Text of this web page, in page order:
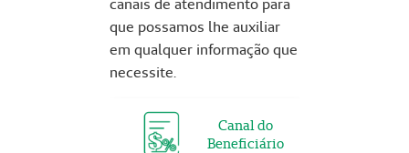
canais de atendimento para
que possamos lhe auxiliar
em qualquer informação que
necessite.
Canal do
Beneficiário